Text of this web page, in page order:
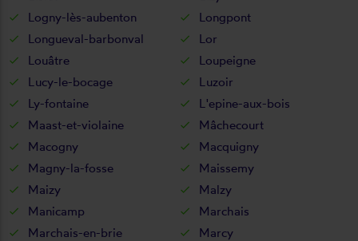
Logny-lès-aubenton
Longpont
Longueval-barbonval
Lor
Louâtre
Loupeigne
Lucy-le-bocage
Luzoir
Ly-fontaine
L'epine-aux-bois
Maast-et-violaine
Mâchecourt
Macogny
Macquigny
Magny-la-fosse
Maissemy
Maizy
Malzy
Manicamp
Marchais
Marchais-en-brie
Marcy